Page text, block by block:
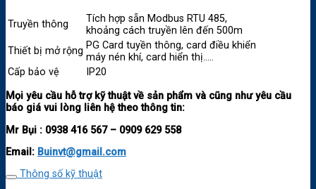
Truyền thông
Tích hợp sẵn Modbus RTU 485,
khoảng cách truyền lên đến 500m
Thiết bị mở rộng PG Card tuyền thông, card điều khiển
máy nén khí, card hiển thị…..
Cấp bảo vệ
IP20
Mọi yêu cầu hỗ trợ kỹ thuật về sản phẩm và cũng như yêu cầu
báo giá vui lòng liên hệ theo thông tin:
Mr Bụi : 0938 416 567 – 0909 629 558
Email: Buinvt@gmail.com
Thông số kỹ thuật